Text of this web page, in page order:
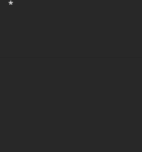
*